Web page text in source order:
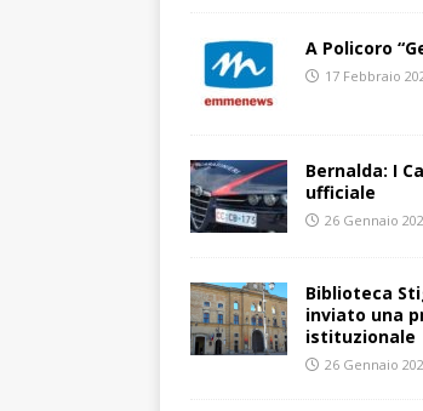
A Policoro
17 Febbraio
Bernalda: I
ufficiale
26 Gennaio
Biblioteca
inviato una
istituzionale
26 Gennaio